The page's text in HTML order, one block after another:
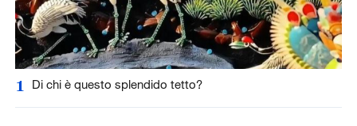
1 Di chi è questo splendido tetto?